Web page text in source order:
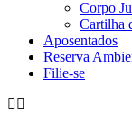
Corpo
Cartilha
Aposentados
Reserva
Filie-se